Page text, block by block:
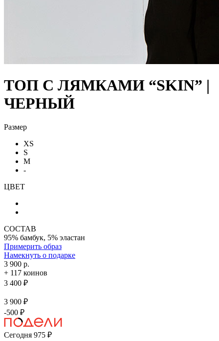
ТОП С ЛЯМКАМИ “SKIN” |
ЧЕРНЫЙ
Размер
XS
S
M
-
ЦВЕТ
СОСТАВ
95% бамбук, 5% эластан
Примерить образ
Намекнуть о подарке
3 900 р.
+ 117 коинов
3 400 ₽
3 900 ₽
-500 ₽
Сегодня 975 ₽